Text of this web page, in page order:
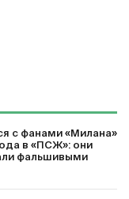
с фанами «Милана»
в «ПСЖ»: они
фальшивыми